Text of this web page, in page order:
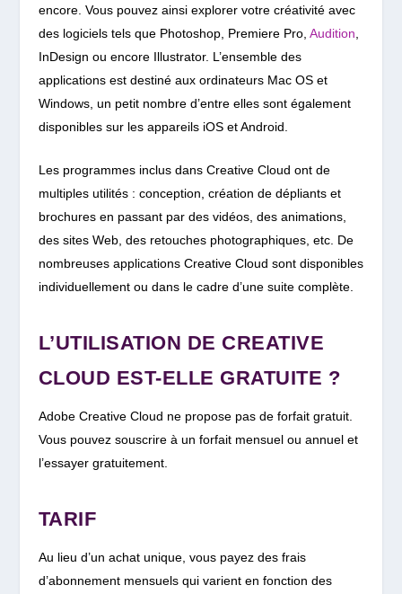
encore. Vous pouvez ainsi explorer votre créativité avec
des logiciels tels que Photoshop, Premiere Pro, Audition
InDesign ou encore Illustrator. L’ensemble des
applications est destiné aux ordinateurs Mac OS et
Windows, un petit nombre d’entre elles sont également
disponibles sur les appareils iOS et Android.
Les programmes inclus dans Creative Cloud ont de
multiples utilités : conception, création de dépliants et
brochures en passant par des vidéos, des animations,
des sites Web, des retouches photographiques, etc. De
nombreuses applications Creative Cloud sont disponibles
individuellement ou dans le cadre d’une suite complète.
L’UTILISATION DE CREATIVE
CLOUD EST-ELLE GRATUITE ?
Adobe Creative Cloud ne propose pas de forfait gratuit.
Vous pouvez souscrire à un forfait mensuel ou annuel et
l’essayer gratuitement.
TARIF
Au lieu d’un achat unique, vous payez des frais
d’abonnement mensuels qui varient en fonction des